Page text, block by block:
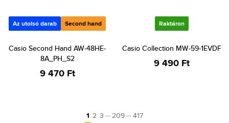
Az utolsó darab Second hand
Casio Second Hand AW-48HE-
8A_PH_S2
9 470 Ft
Raktáron
Casio Collection MW-59-1EVDF
9 490 Ft
1 2 3 … 209 … 417